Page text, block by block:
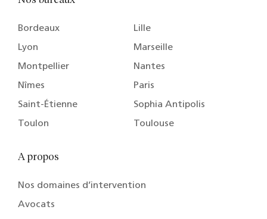
Bordeaux
Lille
Lyon
Marseille
Montpellier
Nantes
Nîmes
Paris
Saint-Étienne
Sophia Antipolis
Toulon
Toulouse
A propos
Nos domaines d’intervention
Avocats